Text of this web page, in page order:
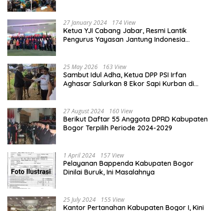
27 January 2024 174 View
Ketua YJI Cabang Jabar, Resmi Lantik
Pengurus Yayasan Jantung Indonesia
25 May 2026 163 View
Sambut Idul Adha, Ketua DPP PSI Irfan
Aghasar Salurkan 8 Ekor Sapi Kurban di
27 August 2024 160 View
Berikut Daftar 55 Anggota DPRD Kabupaten
Bogor Terpilih Periode 2024-2029
1 April 2024 157 View
Pelayanan Bappenda Kabupaten Bogor
Dinilai Buruk, Ini Masalahnya
25 July 2024 155 View
Kantor Pertanahan Kabupaten Bogor I, Kini